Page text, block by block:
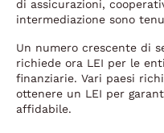
di assicurazioni,
intermediazione sono
Un numero crescente di
richiede ora LEI per le
finanziarie. Vari paesi
ottenere un LEI per
affidabile.